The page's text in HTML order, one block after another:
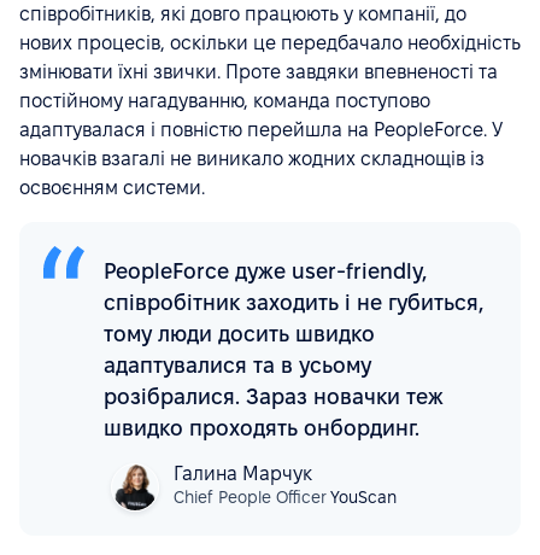
співробітників, які довго працюють у компанії, до
нових процесів, оскільки це передбачало необхідність
змінювати їхні звички. Проте завдяки впевненості та
постійному нагадуванню, команда поступово
адаптувалася і повністю перейшла на PeopleForce. У
новачків взагалі не виникало жодних складнощів із
освоєнням системи.
PeopleForce дуже user-friendly,
співробітник заходить і не губиться,
тому люди досить швидко
адаптувалися та в усьому
розібралися. Зараз новачки теж
швидко проходять онбординг.
Галина Марчук
Chief People OfficerYouScan